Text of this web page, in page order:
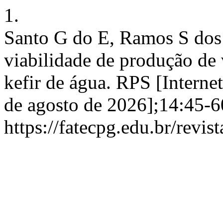
1.
Santo G do E, Ramos S
viabilidade de produção
kefir de água. RPS
de agosto de 2026];14:45-
https://fatecpg.edu.br/